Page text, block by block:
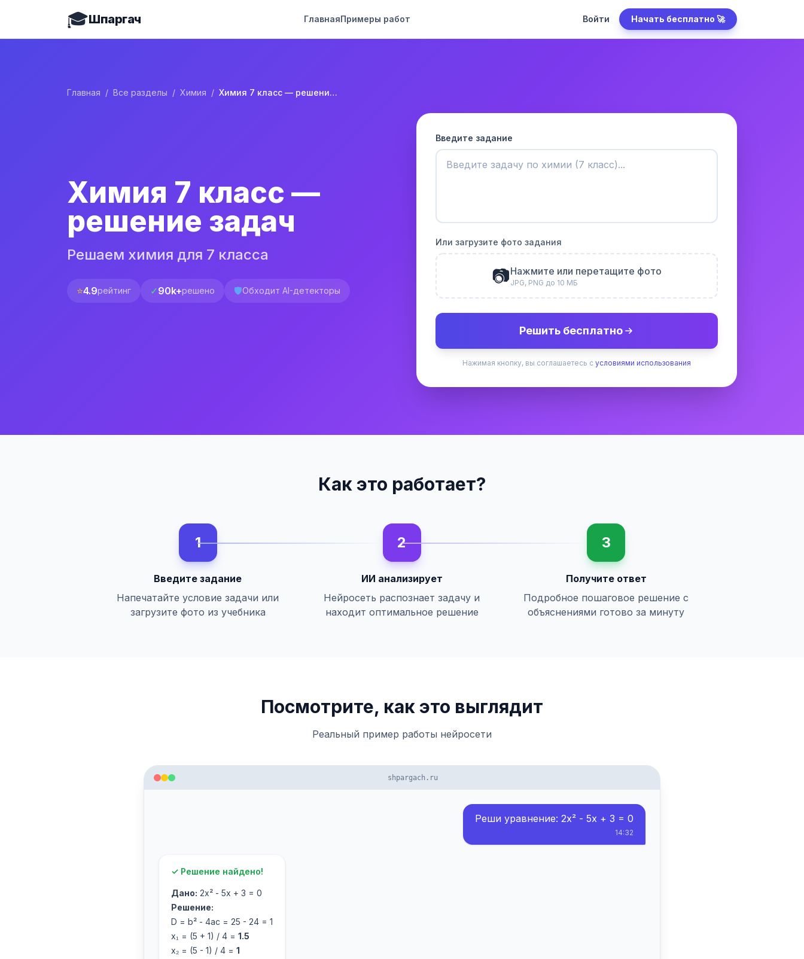
🎓Шпаргач ГлавнаяПримеры работ Войти Начать бесплатно 🚀
Главная / Все разделы / Химия / Химия 7 класс — решение задач
Химия 7 класс —
решение задач
Решаем химия для 7 класса
⭐4.9рейтинг ✓90k+решено 🛡️Обходит AI-детекторы
Введите задание
Или загрузите фото задания
📷Нажмите или перетащите фото
JPG, PNG до 10 МБ
Решить бесплатно
Нажимая кнопку, вы соглашаетесь с условиями использования
Как это работает?
1
Введите задание
Напечатайте условие задачи или
загрузите фото из учебника
2
ИИ анализирует
Нейросеть распознает задачу и
находит оптимальное решение
3
Получите ответ
Подробное пошаговое решение с
объяснениями готово за минуту
Посмотрите, как это выглядит
Реальный пример работы нейросети
shpargach.ru
Реши уравнение: 2x² - 5x + 3 = 0
14:32
✓ Решение найдено!
Дано: 2x² - 5x + 3 = 0
Решение:
D = b² - 4ac = 25 - 24 = 1
x₁ = (5 + 1) / 4 = 1.5
x₂ = (5 - 1) / 4 = 1